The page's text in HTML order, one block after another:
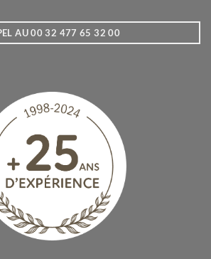
AU 00 32 477 65 32 00